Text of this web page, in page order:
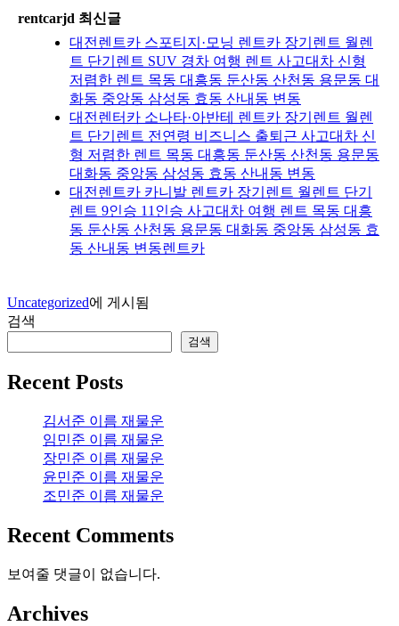
rentcarjd 최신글
대전렌트카 스포티지·모닝 렌트카 장기렌트 월렌
트 단기렌트 SUV 경차 여행 렌트 사고대차 신형
저렴한 렌트 목동 대흥동 둔산동 산천동 용문동 대
화동 중앙동 삼성동 효동 산내동 변동
대전렌터카 소나타·아반테 렌트카 장기렌트 월렌
트 단기렌트 전연령 비즈니스 출퇴근 사고대차 신
형 저렴한 렌트 목동 대흥동 둔산동 산천동 용문동
대화동 중앙동 삼성동 효동 산내동 변동
대전렌트카 카니발 렌트카 장기렌트 월렌트 단기
렌트 9인승 11인승 사고대차 여행 렌트 목동 대흥
동 둔산동 산천동 용문동 대화동 중앙동 삼성동 효
동 산내동 변동렌트카
Uncategorized에 게시됨
검색
검색
Recent Posts
김서준 이름 재물운
임민준 이름 재물운
장민준 이름 재물운
윤민준 이름 재물운
조민준 이름 재물운
Recent Comments
보여줄 댓글이 없습니다.
Archives